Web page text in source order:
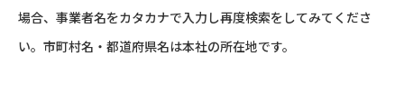
場合、事業者名をカタカナで入力し再度検索をしてみてくださ
い。市町村名・都道府県名は本社の所在地です。